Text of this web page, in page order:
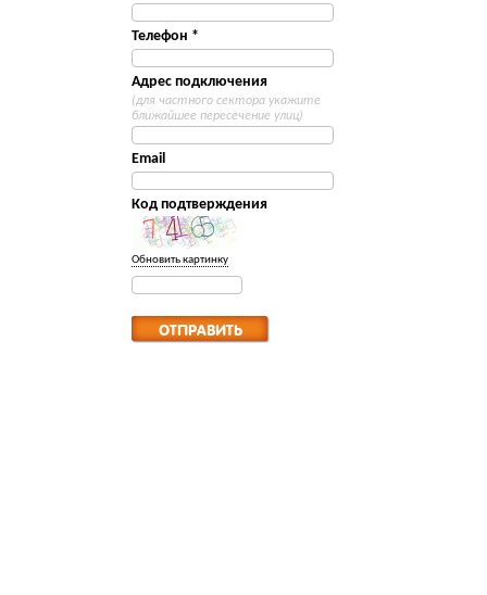
Телефон *
Адрес подключения
(для частного сектора укажите
ближайшее пересечение улиц)
Email
Код подтверждения
Обновить картинку